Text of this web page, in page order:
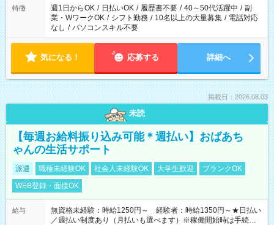
特徴 週1日からOK / 日払いOK / 履歴書不要 / 40～50代活躍中 / 副
業・WワークOK / シフト勤務 / 10名以上の大量募集 / 電話対応
なし / パソコンスキル不要
気になる！ 応募する 詳細へ
掲載日：2026.08.03
未読
【毎週お給料振り込み可能＊週払い】おばあち
ゃんの生活サポート
派遣 職種未経験OK 社会人未経験OK 大学生歓迎
ブランクOK
WEB登録・面接OK
給与
無資格未経験：時給1250円～ 経験者：時給1350円～★日払い
／週払い制度あり（月払いも選べます）※稼働開始時は手続き完